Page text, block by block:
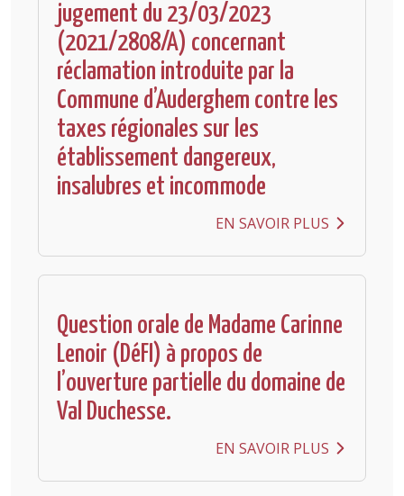
jugement du 23/03/2023
(2021/2808/A) concernant
réclamation introduite par la
Commune d’Auderghem contre les
taxes régionales sur les
établissement dangereux,
insalubres et incommode
EN SAVOIR PLUS
Question orale de Madame Carinne
Lenoir (DéFI) à propos de
l’ouverture partielle du domaine de
Val Duchesse.
EN SAVOIR PLUS